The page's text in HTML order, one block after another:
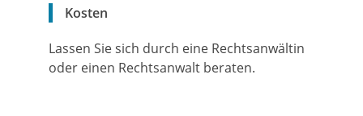
Kosten
Lassen Sie sich durch eine Rechtsanwältin
oder einen Rechtsanwalt beraten.